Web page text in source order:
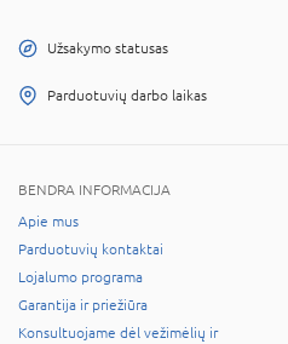
Užsakymo statusas
Parduotuvių darbo laikas
BENDRA INFORMACIJA
Apie mus
Parduotuvių kontaktai
Lojalumo programa
Garantija ir priežiūra
Konsultuojame dėl vežimėlių ir